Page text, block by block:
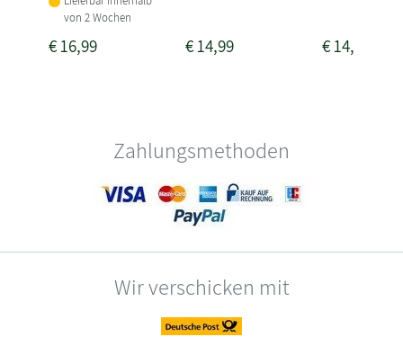
von 2 Wochen
€16,99 €14,99 €14,99
Zahlungsmethoden
Wir verschicken mit